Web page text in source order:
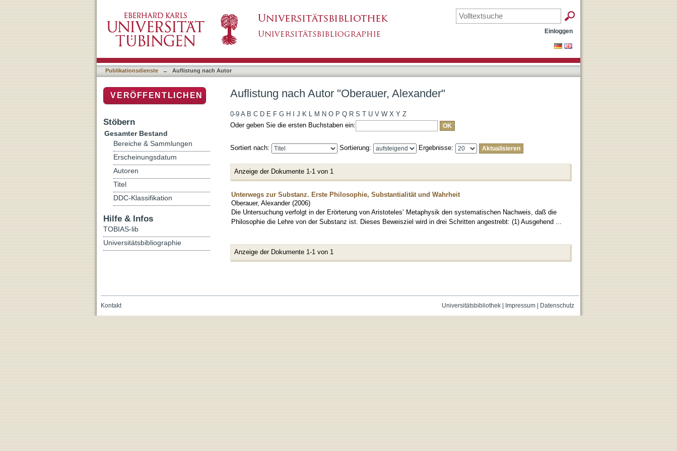
Einloggen
Publikationsdienste → Auflistung nach Autor
Auflistung nach Autor "Oberauer, Alexander"
0-9 A B C D E F G H J K L M N O P Q R S T U V W X Y Z
Oder geben Sie die ersten Buchstaben ein:
Sortiert nach: Sortierung: Ergebnisse:
Anzeige der Dokumente 1-1 von 1
Unterwegs zur Substanz. Erste Philosophie, Substantialität und Wahrheit
Oberauer, Alexander (2006)
Die Untersuchung verfolgt in der Erörterung von Aristoteles’ Metaphysik den systematischen Nachweis, daß die
Philosophie die Lehre von der Substanz ist. Dieses Beweisziel wird in drei Schritten angestrebt: (1) Ausgehend ...
Anzeige der Dokumente 1-1 von 1
VERÖFFENTLICHEN
Stöbern
Gesamter Bestand
Bereiche & Sammlungen
Erscheinungsdatum
Autoren
Titel
DDC-Klassifikation
Hilfe & Infos
TOBIAS-lib
Universitätsbibliographie
Universitätsbibliothek| Impressum| Datenschutz
Kontakt